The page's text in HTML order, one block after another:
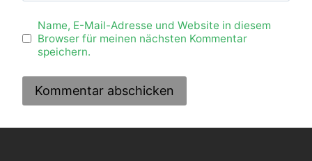
Name, E-Mail-Adresse und Website in diesem
Browser für meinen nächsten Kommentar
speichern.